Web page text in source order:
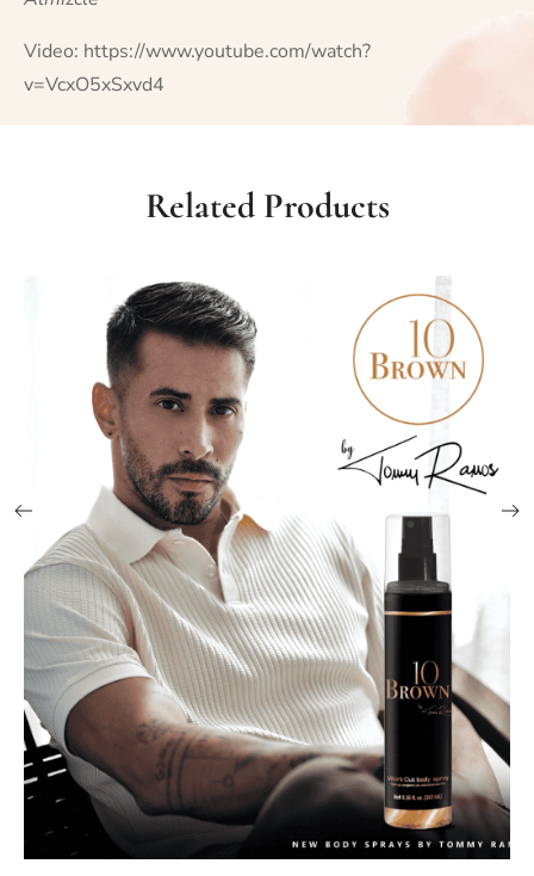
Video: https://www.youtube.com/watch?
v=VcxO5xSxvd4
Related Products